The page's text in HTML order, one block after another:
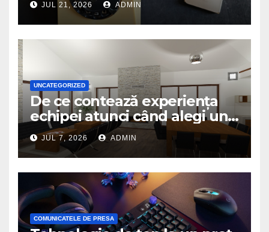
JUL 21, 2026 ADMIN
UNCATEGORIZED
De ce contează experiența
echipei atunci când alegi un
birou de arhitectură
JUL 7, 2026 ADMIN
COMUNICATELE DE PRESA